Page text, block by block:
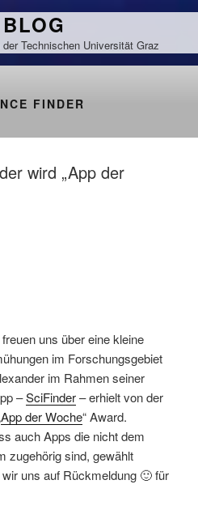
Technischen Universität Graz
FINDER
wird „App der
uns über eine kleine
im Forschungsgebiet
im Rahmen seiner
–SciFinder– erhielt von der
App der Woche“ Award.
auch Apps die nicht dem
zugehörig sind, gewählt
uns auf Rückmeldung 🙂 für